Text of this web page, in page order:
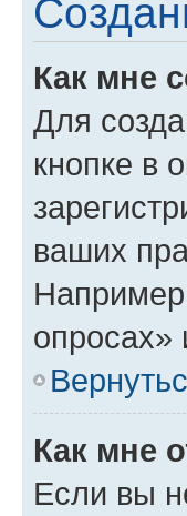
Как мне
Для
кнопке в
ваших
опросах»
Как мне
Если вы